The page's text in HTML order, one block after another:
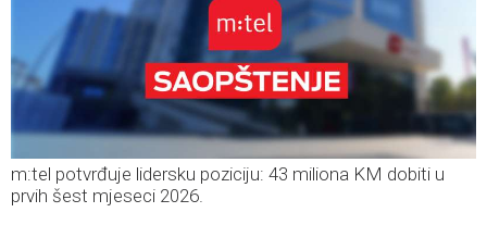
m:tel potvrđuje lidersku poziciju: 43 miliona KM dobiti u
prvih šest mjeseci 2026.